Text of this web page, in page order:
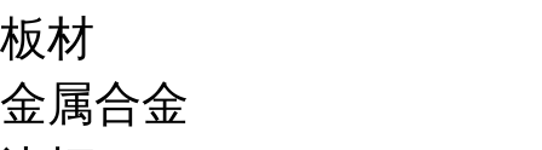
板材
金属合金